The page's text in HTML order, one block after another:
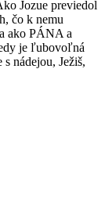
Jozue previedol
čo k nemu
ako PÁNA a
je ľubovoľná
nádejou, Ježiš,